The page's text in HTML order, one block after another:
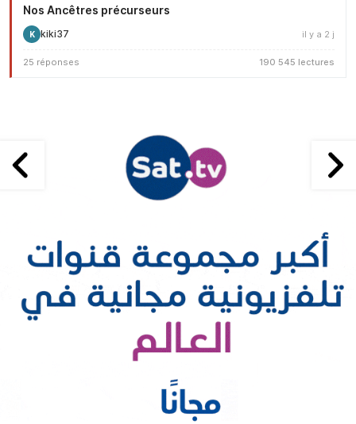
Nos Ancêtres précurseurs
K kiki37 il y a 2 j
25 réponses 190 545 lectures